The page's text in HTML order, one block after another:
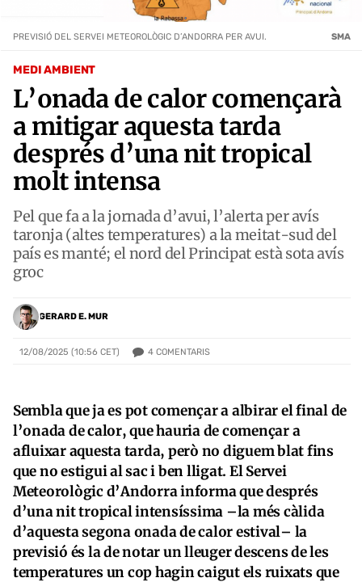
MEDI AMBIENT
L’onada de calor començarà
a mitigar aquesta tarda
després d’una nit tropical
molt intensa
Pel que fa a la jornada d’avui, l’alerta per avís
taronja (altes temperatures) a la meitat-sud del
país es manté; el nord del Principat està sota avís
groc
GERARD E. MUR
12/08/2025 (10:56 CET) 4 COMENTARIS
PREVISIÓ DEL SERVEI METEOROLÒGIC D’ANDORRA PER AVUI. SMA
Sembla que ja es pot començar a albirar el final de
l’onada de calor, que hauria de començar a
afluixar aquesta tarda, però no diguem blat fins
que no estigui al sac i ben lligat. El Servei
Meteorològic d’Andorra informa que després
d’una nit tropical intensíssima –la més càlida
d’aquesta segona onada de calor estival– la
previsió és la de notar un lleuger descens de les
temperatures un cop hagin caigut els ruixats que